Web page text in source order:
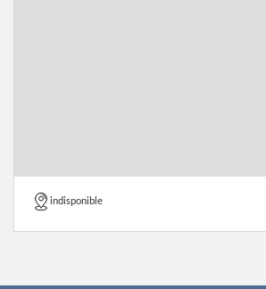
indisponible